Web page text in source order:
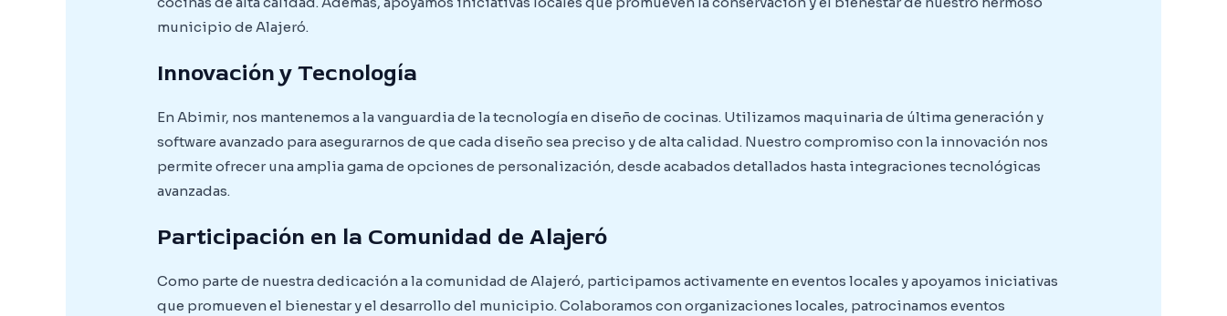
municipio de Alajeró.
Innovación y Tecnología
En Abimir, nos mantenemos a la vanguardia de la tecnología en diseño de cocinas. Utilizamos maquinaria de última generación y
software avanzado para asegurarnos de que cada diseño sea preciso y de alta calidad. Nuestro compromiso con la innovación nos
permite ofrecer una amplia gama de opciones de personalización, desde acabados detallados hasta integraciones tecnológicas
avanzadas.
Participación en la Comunidad de Alajeró
Como parte de nuestra dedicación a la comunidad de Alajeró, participamos activamente en eventos locales y apoyamos iniciativas
que promueven el bienestar y el desarrollo del municipio. Colaboramos con organizaciones locales, patrocinamos eventos